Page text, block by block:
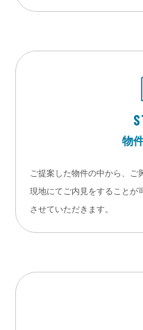
物
ご提案した物件の中から、ご
現地にてご内見をすることが
させていただきます。